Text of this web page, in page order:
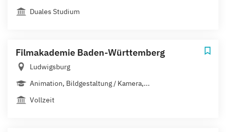
Duales Studium
Filmakademie Baden-Württemberg
Ludwigsburg
Animation, Bildgestaltung / Kamera,...
Vollzeit